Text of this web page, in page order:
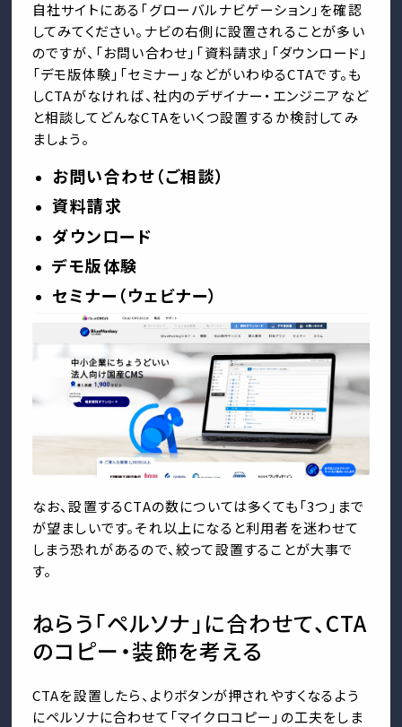
自社サイトにある「グローバルナビゲーション」を確認
してみてください。ナビの右側に設置されることが多い
のですが、「お問い合わせ」「資料請求」「ダウンロード」
「デモ版体験」「セミナー」などがいわゆるCTAです。も
しCTAがなければ、社内のデザイナー・エンジニアなど
と相談してどんなCTAをいくつ設置するか検討してみ
ましょう。
お問い合わせ（ご相談）
資料請求
ダウンロード
デモ版体験
セミナー（ウェビナー）
なお、設置するCTAの数については多くても「3つ」まで
が望ましいです。それ以上になると利用者を迷わせて
しまう恐れがあるので、絞って設置することが大事で
す。
ねらう「ペルソナ」に合わせて、CTA
のコピー・装飾を考える
CTAを設置したら、よりボタンが押されやすくなるよう
にペルソナに合わせて「マイクロコピー」の工夫をしま